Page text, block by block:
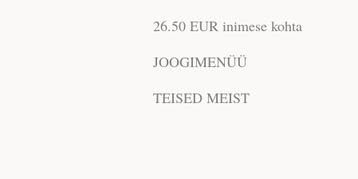
26.50 EUR inimese kohta
JOOGIMENÜÜ
TEISED MEIST